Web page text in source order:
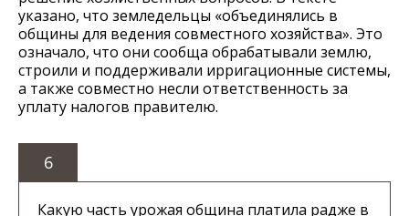
указано, что земледельцы «объединялись в
общины для ведения совместного хозяйства». Это
означало, что они сообща обрабатывали землю,
строили и поддерживали ирригационные системы,
а также совместно несли ответственность за
уплату налогов правителю.
6
Какую часть урожая община платила радже в